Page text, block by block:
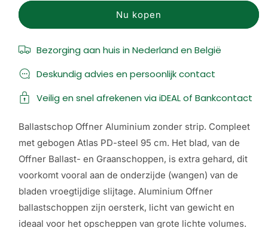
Nu kopen
Bezorging aan huis in Nederland en België
Deskundig advies en persoonlijk contact
Veilig en snel afrekenen via iDEAL of Bankcontact
Ballastschop Offner Aluminium zonder strip. Compleet
met gebogen Atlas PD-steel 95 cm. Het blad, van de
Offner Ballast- en Graanschoppen, is extra gehard, dit
voorkomt vooral aan de onderzijde (wangen) van de
bladen vroegtijdige slijtage. Aluminium Offner
ballastschoppen zijn oersterk, licht van gewicht en
ideaal voor het opscheppen van grote lichte volumes.